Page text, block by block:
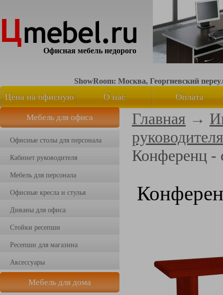
Офисная мебель недорого
ShowRoom: Москва, Георгиевский
Цена на офисную
мебель
О нас Оплата
Мебель для офиса
Офисные столы для персонала
Кабинет руководителя
Мебель для персонала
Офисные кресла и стулья
Диваны для офиса
Стойки ресепшн
Ресепшн для магазина
Аксессуары
Мебель для дома
Главная →
Конференц